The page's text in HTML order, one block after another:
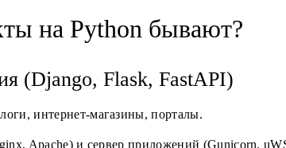
на Python бывают?
(Django, Flask, FastAPI)
интернет-магазины, порталы.
Apache) и сервер приложений (Gunicorn,